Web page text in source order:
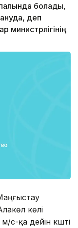
болады,
деп
министрлiгінің
көлі
с-қа дейiн күшті